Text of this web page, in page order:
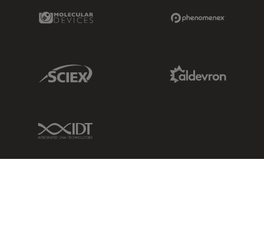
Molecular Devices Link
Sciex Link
IDT Link